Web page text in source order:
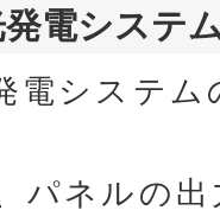
電システ
電システ
パネルの